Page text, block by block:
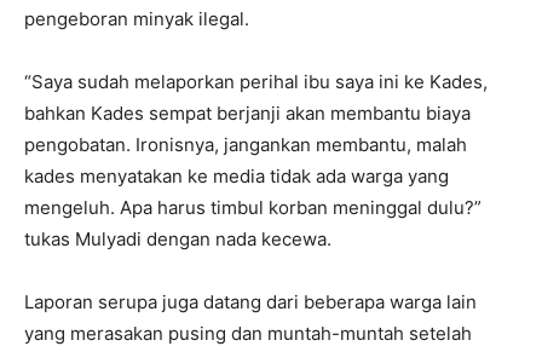
pengeboran minyak ilegal.
“Saya sudah melaporkan perihal ibu saya ini ke Kades,
bahkan Kades sempat berjanji akan membantu biaya
pengobatan. Ironisnya, jangankan membantu, malah
kades menyatakan ke media tidak ada warga yang
mengeluh. Apa harus timbul korban meninggal dulu?”
tukas Mulyadi dengan nada kecewa.
Laporan serupa juga datang dari beberapa warga lain
yang merasakan pusing dan muntah-muntah setelah